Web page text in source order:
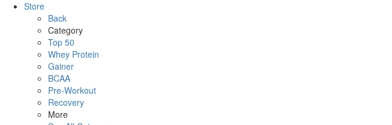
Store
Back
Category
Top 50
Whey Protein
Gainer
BCAA
Pre-Workout
Recovery
More